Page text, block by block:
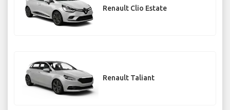
Renault Clio Estate
Renault Taliant